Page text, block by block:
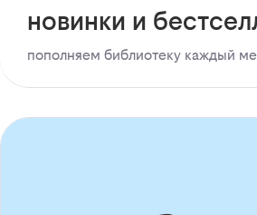
новинки и
пополняем библиотеку каждый